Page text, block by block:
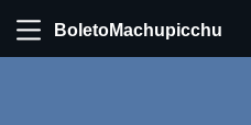
BoletoMachupicchu